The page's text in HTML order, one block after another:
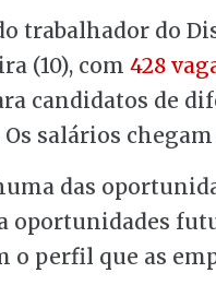
trabalhador do
(10), com 428
candidatos de
salários
das
oportunidades
o perfil que as